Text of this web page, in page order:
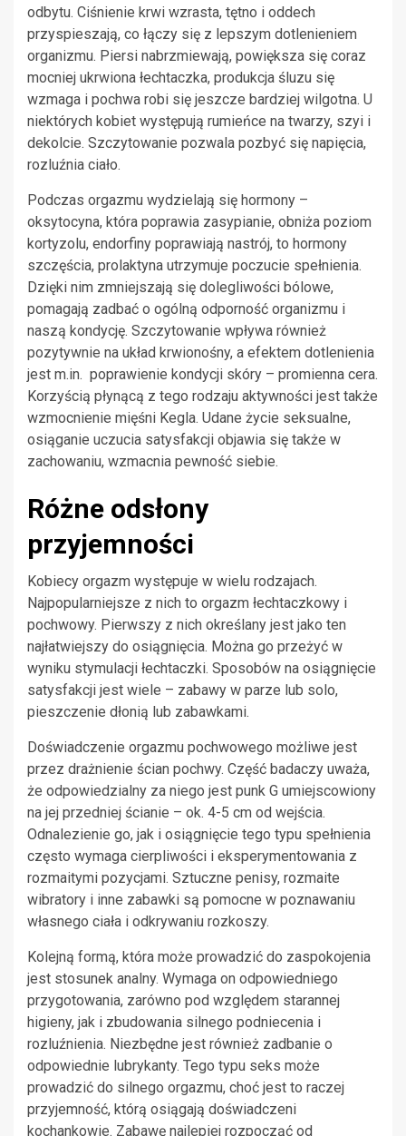
odbytu. Ciśnienie krwi wzrasta, tętno i oddech
przyspieszają, co łączy się z lepszym dotlenieniem
organizmu. Piersi nabrzmiewają, powiększa się coraz
mocniej ukrwiona łechtaczka, produkcja śluzu się
wzmaga i pochwa robi się jeszcze bardziej wilgotna. U
niektórych kobiet występują rumieńce na twarzy, szyi i
dekolcie. Szczytowanie pozwala pozbyć się napięcia,
rozluźnia ciało.
Podczas orgazmu wydzielają się hormony –
oksytocyna, która poprawia zasypianie, obniża poziom
kortyzolu, endorfiny poprawiają nastrój, to hormony
szczęścia, prolaktyna utrzymuje poczucie spełnienia.
Dzięki nim zmniejszają się dolegliwości bólowe,
pomagają zadbać o ogólną odporność organizmu i
naszą kondycję. Szczytowanie wpływa również
pozytywnie na układ krwionośny, a efektem dotlenienia
jest m.in. poprawienie kondycji skóry – promienna cera.
Korzyścią płynącą z tego rodzaju aktywności jest także
wzmocnienie mięśni Kegla. Udane życie seksualne,
osiąganie uczucia satysfakcji objawia się także w
zachowaniu, wzmacnia pewność siebie.
Różne odsłony
przyjemności
Kobiecy orgazm występuje w wielu rodzajach.
Najpopularniejsze z nich to orgazm łechtaczkowy i
pochwowy. Pierwszy z nich określany jest jako ten
najłatwiejszy do osiągnięcia. Można go przeżyć w
wyniku stymulacji łechtaczki. Sposobów na osiągnięcie
satysfakcji jest wiele – zabawy w parze lub solo,
pieszczenie dłonią lub zabawkami.
Doświadczenie orgazmu pochwowego możliwe jest
przez drażnienie ścian pochwy. Część badaczy uważa,
że odpowiedzialny za niego jest punk G umiejscowiony
na jej przedniej ścianie – ok. 4-5 cm od wejścia.
Odnalezienie go, jak i osiągnięcie tego typu spełnienia
często wymaga cierpliwości i eksperymentowania z
rozmaitymi pozycjami. Sztuczne penisy, rozmaite
wibratory i inne zabawki są pomocne w poznawaniu
własnego ciała i odkrywaniu rozkoszy.
Kolejną formą, która może prowadzić do zaspokojenia
jest stosunek analny. Wymaga on odpowiedniego
przygotowania, zarówno pod względem starannej
higieny, jak i zbudowania silnego podniecenia i
rozluźnienia. Niezbędne jest również zadbanie o
odpowiednie lubrykanty. Tego typu seks może
prowadzić do silnego orgazmu, choć jest to raczej
przyjemność, którą osiągają doświadczeni
kochankowie. Zabawę najlepiej rozpocząć od